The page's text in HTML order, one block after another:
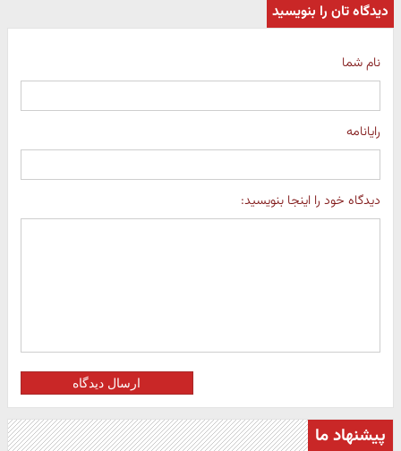
دیدگاه تان را بنویسید
نام شما
رایانامه
دیدگاه خود را اینجا بنویسید:
ارسال دیدگاه
پیشنهاد ما